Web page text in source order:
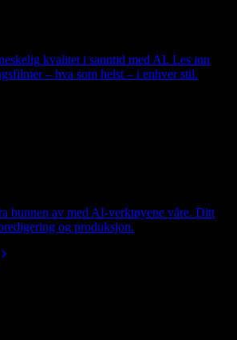
kvalitet i sanntid med AI. Les inn
– hva som helst – i enhver stil.
bunnen av med AI-verktøyene våre. Ditt
og produksjon.